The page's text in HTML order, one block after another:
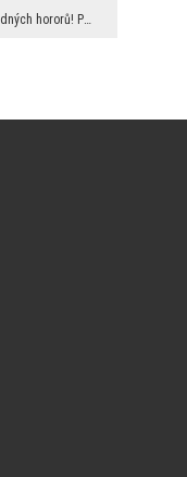
V takto zařízené ložnici se nebojíme žádných hororů! Pokud sníme o bílých květinách - jako jsou k...